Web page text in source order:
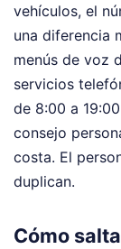
vehículos, el
una diferencia
menús de voz
servicios
de 8:00 a
consejo
costa. El
duplican.
Cómo